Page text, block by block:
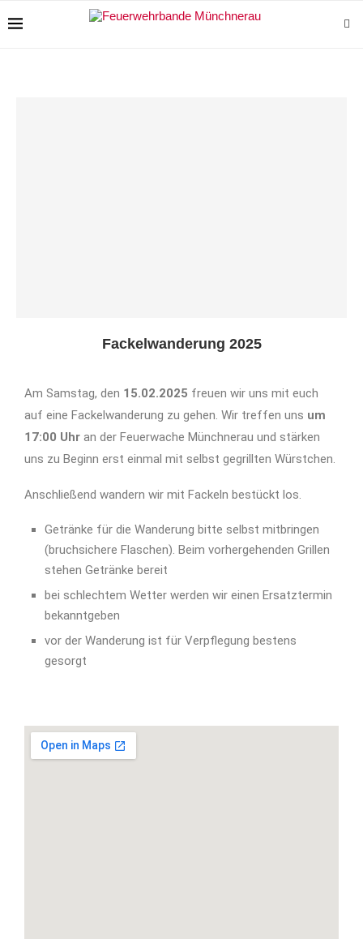
Fackelwanderung 2025
Am Samstag, den 15.02.2025 freuen wir uns mit euch
auf eine Fackelwanderung zu gehen. Wir treffen uns um
17:00 Uhr an der Feuerwache Münchnerau und stärken
uns zu Beginn erst einmal mit selbst gegrillten Würstchen.
Anschließend wandern wir mit Fackeln bestückt los.
Getränke für die Wanderung bitte selbst mitbringen
(bruchsichere Flaschen). Beim vorhergehenden Grillen
stehen Getränke bereit
bei schlechtem Wetter werden wir einen Ersatztermin
bekanntgeben
vor der Wanderung ist für Verpflegung bestens
gesorgt